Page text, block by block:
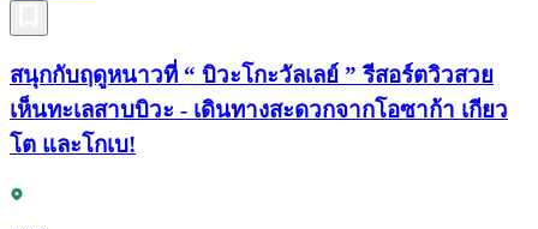
สนุกกับฤดูหนาวที่ “ บิวะโกะวัลเลย์ ” รีสอร์ตวิวสวย
เห็นทะเลสาบบิวะ - เดินทางสะดวกจากโอซาก้า เกียว
โต และโกเบ!